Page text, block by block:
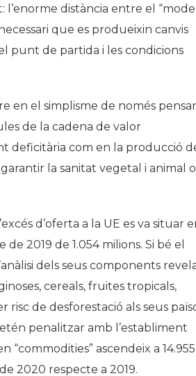
distància entre el “model
que es produeixin canvis
punt de partida i les condicions
en el simplisme de només pensar
de la cadena de valor
deficitària com en la producció
la sanitat vegetal i animal o
d’oferta a la UE es va situar
2019 de 1.054 milions. Si bé el
dels seus components
cereals, fruites tropicals,
risc de desforestació als seus
penalitzar amb l’establiment
ascendeix a 14.955
2020 respecte a 2019.